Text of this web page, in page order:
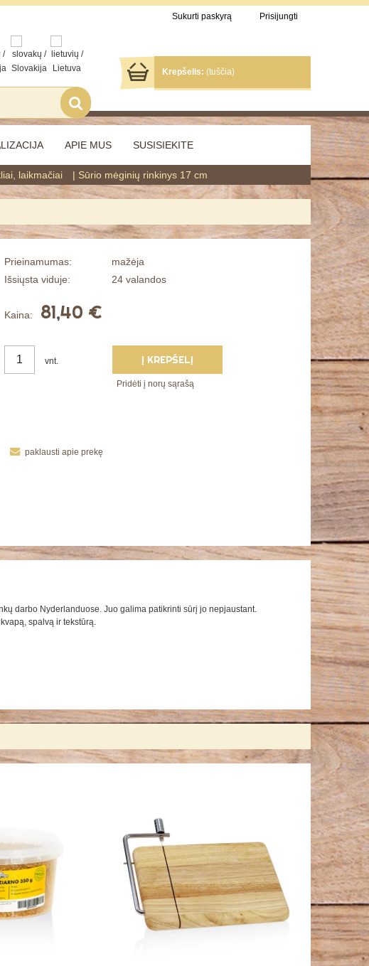
Sukurti paskyrą Prisijungti
Krepšelis: (tuščia)
APIE MUS SUSISIEKITE
laikmačiai Sūrio mėginių rinkinys 17 cm
Prieinamumas:
mažėja
Išsiųsta viduje:
24 valandos
Kaina: 81,40 €
vnt. Į KREPŠELĮ
Pridėti į norų sąrašą
paklausti apie prekę
darbo Nyderlanduose. Juo galima patikrinti sūrį jo nepjaustant.
spalvą ir tekstūrą.